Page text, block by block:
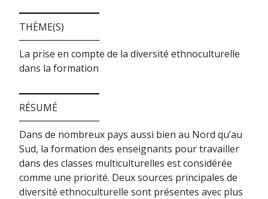
THÈME(S)
La prise en compte de la diversité ethnoculturelle
dans la formation
RÉSUMÉ
Dans de nombreux pays aussi bien au Nord qu’au
Sud, la formation des enseignants pour travailler
dans des classes multiculturelles est considérée
comme une priorité. Deux sources principales de
diversité ethnoculturelle sont présentes avec plus